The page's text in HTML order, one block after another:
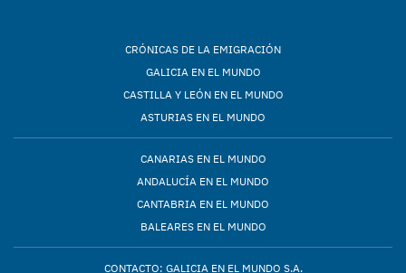
CRÓNICAS DE LA EMIGRACIÓN
GALICIA EN EL MUNDO
CASTILLA Y LEÓN EN EL MUNDO
ASTURIAS EN EL MUNDO
CANARIAS EN EL MUNDO
ANDALUCÍA EN EL MUNDO
CANTABRIA EN EL MUNDO
BALEARES EN EL MUNDO
CONTACTO: GALICIA EN EL MUNDO S.A.